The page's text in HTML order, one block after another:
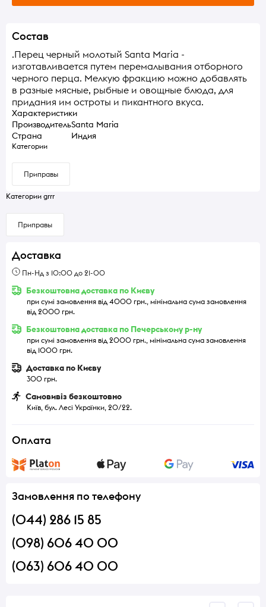
Состав
.Перец черный молотый Santa Maria -
изготавливается путем перемалывания отборного
черного перца. Мелкую фракцию можно добавлять
в разные мясные, рыбные и овощные блюда, для
придания им остроты и пикантного вкуса.
Характеристики
ПроизводительSanta Maria
Страна
Индия
Категории
Приправы
Категории grrr
Приправы
Доставка
Пн-Нд з 10:00 до 21-00
Безкоштовна доставка по Києву
при сумі замовлення від 4000 грн., мінімальна сума замовлення
від 2000 грн.
Безкоштовна доставка по Печерському р-ну
при сумі замовлення від 2000 грн., мінімальна сума замовлення
від 1000 грн.
Доставка по Києву
300 грн.
Самовивіз безкоштовно
Київ, бул. Лесі Українки, 20/22.
Оплата
Замовлення по телефону
(044) 286 15 85
(098) 606 40 00
(063) 606 40 00